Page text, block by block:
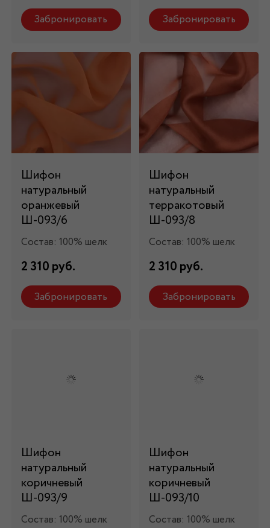
Забронировать Забронировать
Шифон
натуральный
оранжевый
Ш-093/6
Состав: 100% шелк
2 310 руб.
Забронировать
Шифон
натуральный
терракотовый
Ш-093/8
Состав: 100% шелк
2 310 руб.
Забронировать
Шифон
натуральный
коричневый
Ш-093/9
Состав: 100% шелк
Шифон
натуральный
коричневый
Ш-093/10
Состав: 100% шелк